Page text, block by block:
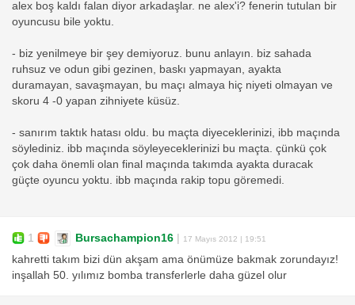
alex boş kaldı falan diyor arkadaşlar. ne alex'i? fenerin tutulan bir
oyuncusu bile yoktu.
- biz yenilmeye bir şey demiyoruz. bunu anlayın. biz sahada
ruhsuz ve odun gibi gezinen, baskı yapmayan, ayakta
duramayan, savaşmayan, bu maçı almaya hiç niyeti olmayan ve
skoru 4 -0 yapan zihniyete küsüz.
- sanırım taktık hatası oldu. bu maçta diyeceklerinizi, ibb maçında
söylediniz. ibb maçında söyleyeceklerinizi bu maçta. çünkü çok
çok daha önemli olan final maçında takımda ayakta duracak
güçte oyuncu yoktu. ibb maçında rakip topu göremedi.
1 Bursachampion16 | 17 Mayıs 2012 | 19:51
kahretti takım bizi dün akşam ama önümüze bakmak zorundayız!
inşallah 50. yılımız bomba transferlerle daha güzel olur